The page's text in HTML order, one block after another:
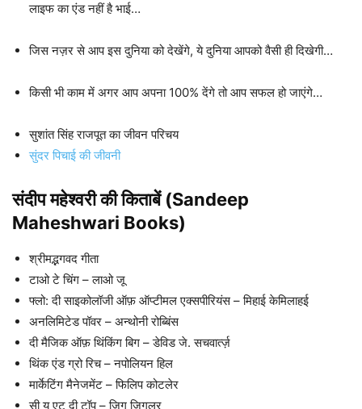
लाइफ का एंड नहीं है भाई…
जिस नज़र से आप इस दुनिया को देखेंगे, ये दुनिया आपको वैसी ही दिखेगी…
किसी भी काम में अगर आप अपना 100% देंगे तो आप सफल हो जाएंगे…
सुशांत सिंह राजपूत का जीवन परिचय
सुंदर पिचाई की जीवनी
संदीप महेश्वरी की किताबें (Sandeep
Maheshwari Books)
श्रीमद्भगवद गीता
टाओ टे चिंग – लाओ जू
फ्लो: दी साइकोलॉजी ऑफ़ ऑप्टीमल एक्सपीरियंस – मिहाई केमिलाहई
अनलिमिटेड पॉवर – अन्थोनी रोब्बिंस
दी मैजिक ऑफ़ थिंकिंग बिग – डेविड जे. सचवार्त्ज़
थिंक एंड ग्रो रिच – नपोलियन हिल
मार्केटिंग मैनेजमेंट – फिलिप कोटलेर
सी यू एट दी टॉप – जिग जिगलर